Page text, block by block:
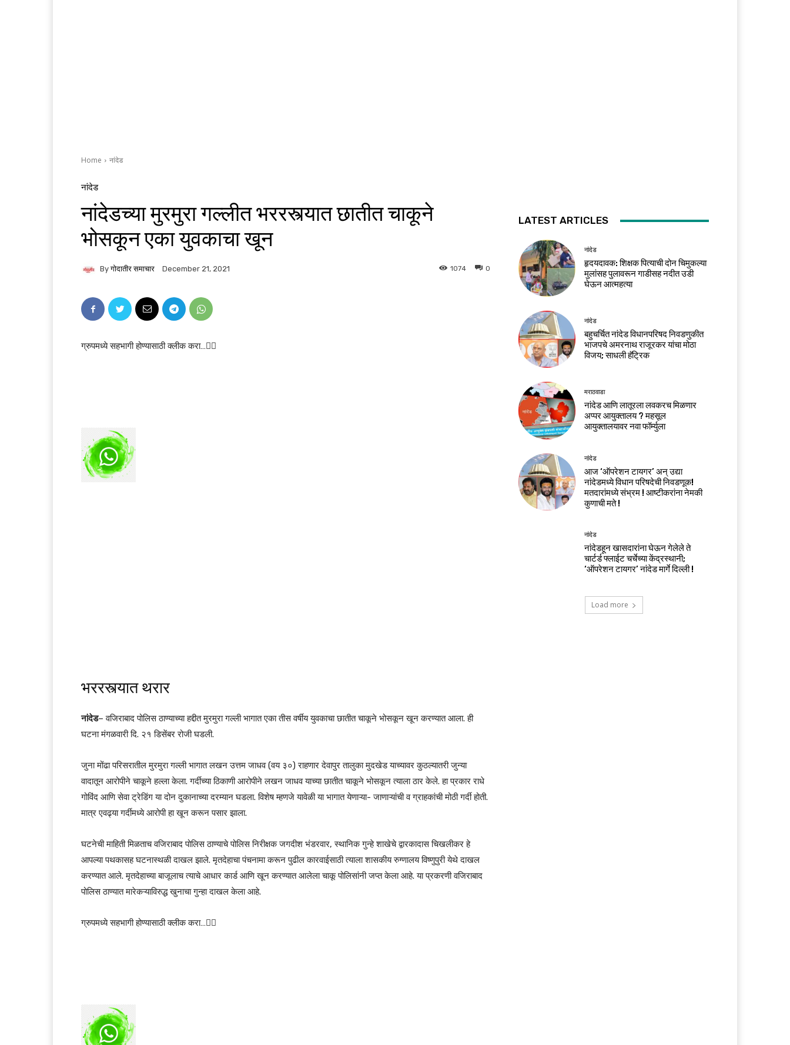
Home नांदेड
नांदेड
नांदेडच्या मुरमुरा गल्लीत भररस्त्यात छातीत चाकूने
भोसकून एका युवकाचा खून
By गोदातीर समाचार December 21, 2021 0
1074
ग्रुपमध्ये सहभागी होण्यासाठी क्लीक करा…👆🏻
भररस्त्यात थरार
नांदेड– वजिराबाद पोलिस ठाण्याच्या हद्दीत मुरमुरा गल्ली भागात एका तीस वर्षीय युवकाचा छातीत चाकूने भोसकून खून करण्यात आला. ही
घटना मंगळवारी दि. २१ डिसेंबर रोजी घडली.
जुना मोंढा परिसरातील मुरमुरा गल्ली भागात लखन उत्तम जाधव (वय ३०) राहणार देवापुर तालुका मुदखेड याच्यावर कुठल्यातरी जुन्या
वादातून आरोपीने चाकूने हल्ला केला. गर्दीच्या ठिकाणी आरोपीने लखन जाधव याच्या छातीत चाकूने भोसकून त्याला ठार केले. हा प्रकार राधे
गोविंद आणि सेवा ट्रेडिंग या दोन दुकानाच्या दरम्यान घडला. विशेष म्हणजे यावेळी या भागात येणाऱ्या- जाणाऱ्यांची व ग्राहकांची मोठी गर्दी होती.
मात्र एवढ्या गर्दीमध्ये आरोपी हा खून करून पसार झाला.
घटनेची माहिती मिळताच वजिराबाद पोलिस ठाण्याचे पोलिस निरीक्षक जगदीश भंडरवार, स्थानिक गुन्हे शाखेचे द्वारकादास चिखलीकर हे
आपल्या पथकासह घटनास्थळी दाखल झाले. मृतदेहाचा पंचनामा करून पुढील कारवाईसाठी त्याला शासकीय रुग्णालय विष्णुपुरी येथे दाखल
करण्यात आले. मृतदेहाच्या बाजूलाच त्याचे आधार कार्ड आणि खून करण्यात आलेला चाकू पोलिसांनी जप्त केला आहे. या प्रकरणी वजिराबाद
पोलिस ठाण्यात मारेकऱ्याविरुद्ध खुनाचा गुन्हा दाखल केला आहे.
ग्रुपमध्ये सहभागी होण्यासाठी क्लीक करा…👆🏻
LATEST ARTICLES
नांदेड
हृदयदावक: शिक्षक पित्याची दोन चिमुकल्या
मुलांसह पुलावरून गाडीसह नदीत उडी
घेऊन आत्महत्या
नांदेड
बहुचर्चित नांदेड विधानपरिषद निवडणुकीत
भाजपचे अमरनाथ राजूरकर यांचा मोठा
विजय; साधली हॅट्रिक
मराठवाडा
नांदेड आणि लातूरला लवकरच मिळणार
अप्पर आयुक्तालय ? महसूल
आयुक्तालयावर नवा फॉर्म्युला
नांदेड
आज ‘ऑपरेशन टायगर’ अन् उद्या
नांदेडमध्ये विधान परिषदेची निवडणूक!
मतदारांमध्ये संभ्रम ! आष्टीकरांना नेमकी
कुणाची मते !
नांदेड
नांदेडहून खासदारांना घेऊन गेलेले ते
चार्टर्ड फ्लाईट चर्चेच्या केंद्रस्थानी;
‘ऑपरेशन टायगर’ नांदेड मार्गे दिल्ली !
Load more